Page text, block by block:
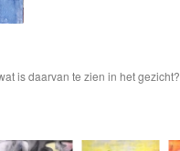
is daarvan te zien in het gezicht?